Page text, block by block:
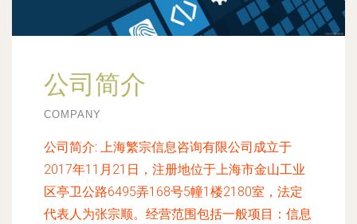
公司简介
COMPANY
公司简介: 上海繁宗信息咨询有限公司成立于
2017年11月21日，注册地位于上海市金山工业
区亭卫公路6495弄168号5幢1楼2180室，法定
代表人为张宗顺。经营范围包括一般项目：信息